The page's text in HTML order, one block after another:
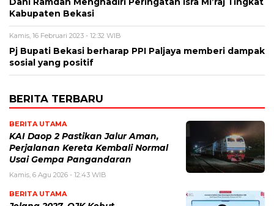
Dani Ramdan Menghadiri Peringatan Isra Mi’raj Tingkat
Kabupaten Bekasi
Kamis, 16 Februari 2023 - 12:32 WIB
Pj Bupati Bekasi berharap PPI Paljaya memberi dampak
sosial yang positif
BERITA TERBARU
BERITA UTAMA
KAI Daop 2 Pastikan Jalur Aman,
Perjalanan Kereta Kembali Normal
Usai Gempa Pangandaran
Kamis, 6 Agu 2026 - 12:43 WIB
BERITA UTAMA